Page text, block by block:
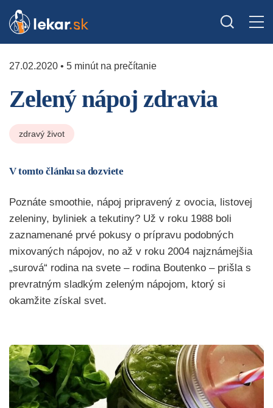
27.02.2020 • 5 minút na prečítanie
Zelený nápoj zdravia
zdravý život
V tomto článku sa dozviete
Poznáte smoothie, nápoj pripravený z ovocia, listovej
zeleniny, byliniek a tekutiny? Už v roku 1988 boli
zaznamenané prvé pokusy o prípravu podobných
mixovaných nápojov, no až v roku 2004 najznámejšia
„surová“ rodina na svete – rodina Boutenko – prišla s
prevratným sladkým zeleným nápojom, ktorý si
okamžite získal svet.